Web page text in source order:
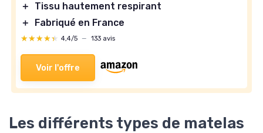
＋
Tissu hautement respirant
＋
Fabriqué en France
★★★★★
★★★★★ 4,4/5 — 133 avis
Voir l'offre
Les différents types de matelas